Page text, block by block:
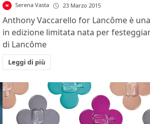
Serena Vasta 23 Marzo 2015
Anthony Vaccarello for Lancôme è
in edizione limitata nata per
di Lancôme
Leggi di più